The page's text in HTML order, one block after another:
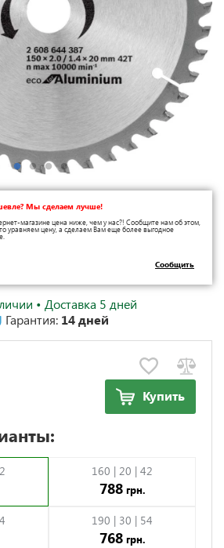
Мы сделаем лучше!
магазине цена ниже, чем у нас?! Сообщите нам об этом,
уравняем цену, а сделаем Вам еще более выгодное
Сообщить
• Доставка 5 дней
Гарантия: 14 дней
Купить
160 | 20 | 42
788грн.
190 | 30 | 54
768грн.